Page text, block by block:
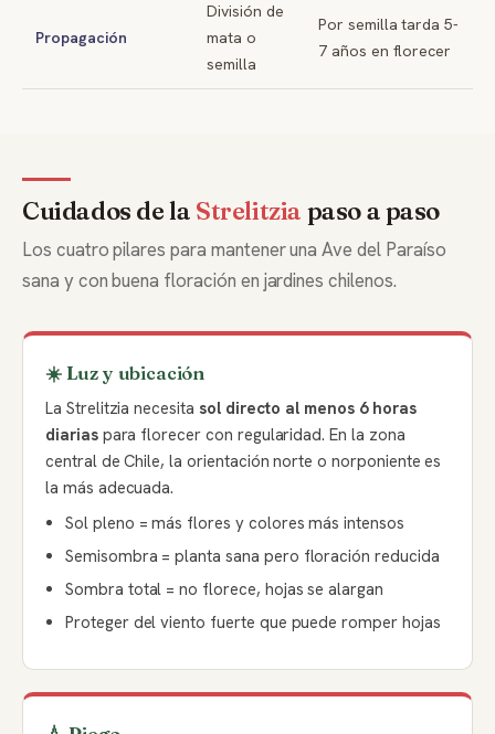
Propagación
División de
mata o
semilla
Por semilla tarda 5-
7 años en florecer
Cuidados de la Strelitzia paso a paso
Los cuatro pilares para mantener una Ave del Paraíso
sana y con buena floración en jardines chilenos.
☀️ Luz y ubicación
La Strelitzia necesita sol directo al menos 6 horas
diariaspara florecer con regularidad. En la zona
central de Chile, la orientación norte o norponiente es
la más adecuada.
Sol pleno = más flores y colores más intensos
Semisombra = planta sana pero floración reducida
Sombra total = no florece, hojas se alargan
Proteger del viento fuerte que puede romper hojas